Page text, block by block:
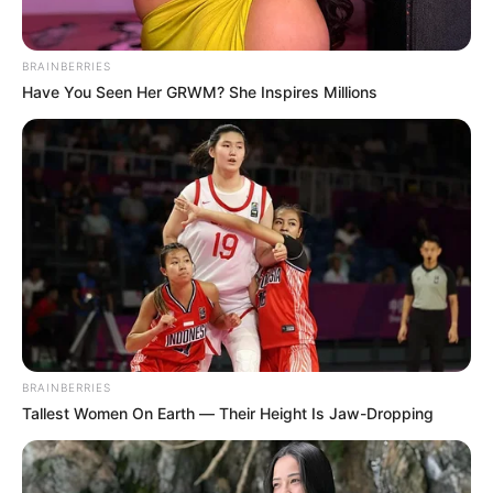
DEPORTES
Luto en el fútbol
colombiano por el
fallecimiento de Víctor
Manuel Zapata
SANTA FE
Santa Fe no puede 'rugir'
en casa: Pasto le remontó
y lo elimina de
cuadrangulares
BUCARAMANGA
Atlético Bucaramanga
igualó 0-0 ante Deportivo
BRAINBERRIES
Have You Seen Her GRWM? She Inspires Millions
BRAINBERRIES
Tallest Women On Earth — Their Height Is Jaw-Dropping